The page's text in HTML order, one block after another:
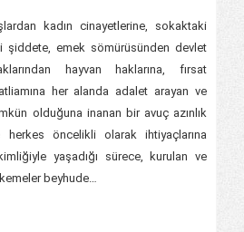
kadın cinayetlerine, sokaktaki
şiddete, emek sömürüsünden devlet
hayvan haklarına, fırsat
her alanda adalet arayan ve
olduğuna inanan bir avuç azınlık
öncelikli olarak ihtiyaçlarına
yaşadığı sürece, kurulan ve
beyhude…